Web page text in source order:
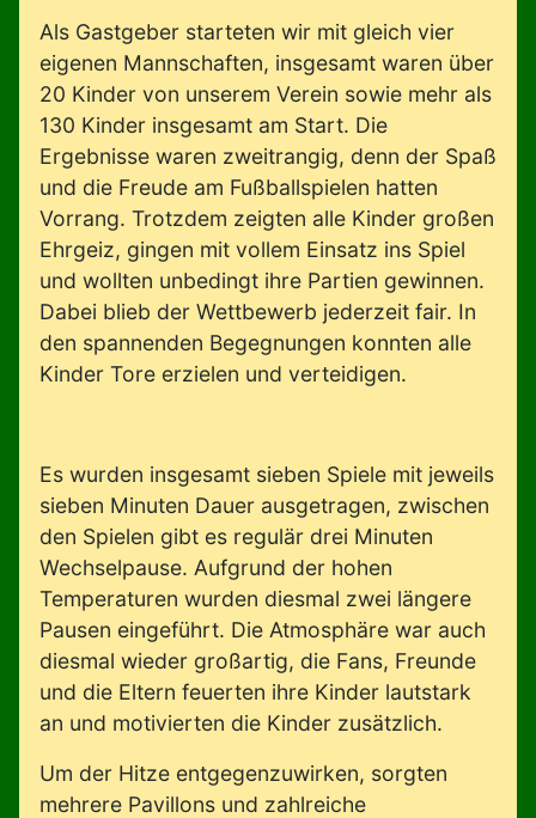
Als Gastgeber starteten wir mit gleich vier
eigenen Mannschaften, insgesamt waren über
20 Kinder von unserem Verein sowie mehr als
130 Kinder insgesamt am Start. Die
Ergebnisse waren zweitrangig, denn der Spaß
und die Freude am Fußballspielen hatten
Vorrang. Trotzdem zeigten alle Kinder großen
Ehrgeiz, gingen mit vollem Einsatz ins Spiel
und wollten unbedingt ihre Partien gewinnen.
Dabei blieb der Wettbewerb jederzeit fair. In
den spannenden Begegnungen konnten alle
Kinder Tore erzielen und verteidigen.
Es wurden insgesamt sieben Spiele mit jeweils
sieben Minuten Dauer ausgetragen, zwischen
den Spielen gibt es regulär drei Minuten
Wechselpause. Aufgrund der hohen
Temperaturen wurden diesmal zwei längere
Pausen eingeführt. Die Atmosphäre war auch
diesmal wieder großartig, die Fans, Freunde
und die Eltern feuerten ihre Kinder lautstark
an und motivierten die Kinder zusätzlich.
Um der Hitze entgegenzuwirken, sorgten
mehrere Pavillons und zahlreiche